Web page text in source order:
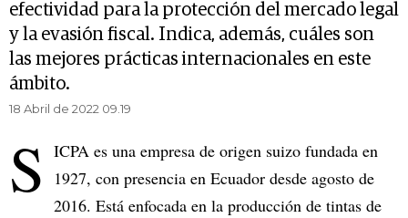
efectividad para la protección del mercado legal
y la evasión fiscal. Indica, además, cuáles son
las mejores prácticas internacionales en este
ámbito.
18 Abril de 2022 09.19
S ICPA es una empresa de origen suizo fundada en
1927, con presencia en Ecuador desde agosto de
2016. Está enfocada en la producción de tintas de